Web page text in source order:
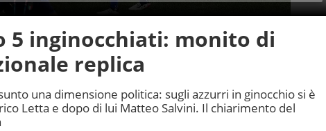
5 inginocchiati: monito di
replica
una dimensione politica: sugli azzurri in ginocchio si è
Letta e dopo di lui Matteo Salvini. Il chiarimento del